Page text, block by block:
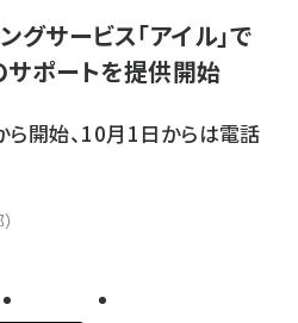
サービス「アイル」で
ポートを提供開始
ら開始、10月1日からは電話